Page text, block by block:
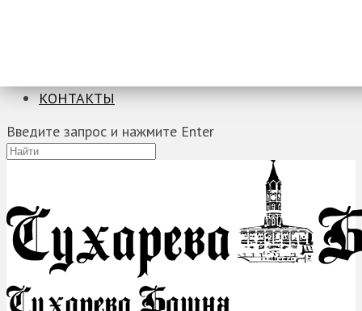
КОНТАКТЫ
Введите запрос и нажмите Enter